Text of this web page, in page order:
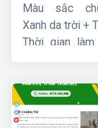
Màu sắc
Xanh da trời +
Thời gian